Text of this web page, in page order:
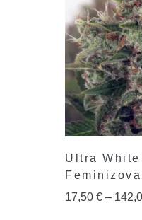
Ultra White
17,50 € –